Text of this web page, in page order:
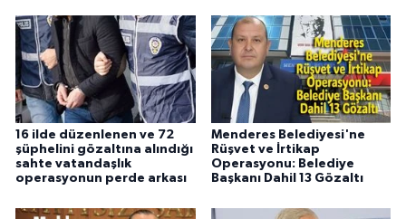
16 ilde düzenlenen ve 72
şüphelini gözaltına alındığı
sahte vatandaşlık
operasyonun perde arkası
Menderes Belediyesi'ne
Rüşvet ve İrtikap
Operasyonu: Belediye
Başkanı Dahil 13 Gözaltı